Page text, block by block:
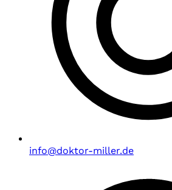
info@doktor-miller.de